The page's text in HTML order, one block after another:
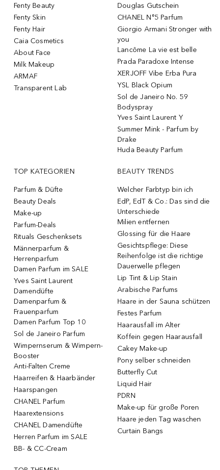
Fenty Beauty
Fenty Skin
Fenty Hair
Caia Cosmetics
About Face
Milk Makeup
ARMAF
Transparent Lab
Douglas Gutschein
CHANEL N°5 Parfum
Giorgio Armani Stronger with
you
Lancôme La vie est belle
Prada Paradoxe Intense
XERJOFF Vibe Erba Pura
YSL Black Opium
Sol de Janeiro No. 59
Bodyspray
Yves Saint Laurent Y
Summer Mink - Parfum by
Drake
Huda Beauty Parfum
TOP KATEGORIEN
Parfum & Düfte
Beauty Deals
Make-up
Parfum-Deals
Rituals Geschenksets
Männerparfum &
Herrenparfum
Damen Parfum im SALE
Yves Saint Laurent
Damendüfte
Damenparfum &
Frauenparfum
Damen Parfum Top 10
Sol de Janeiro Parfum
Wimpernserum & Wimpern-
Booster
Anti-Falten Creme
Haarreifen & Haarbänder
Haarspangen
CHANEL Parfum
Haarextensions
CHANEL Damendüfte
Herren Parfum im SALE
BB- & CC-Cream
BEAUTY TRENDS
Welcher Farbtyp bin ich
EdP, EdT & Co.: Das sind die
Unterschiede
Milien entfernen
Glossing für die Haare
Gesichtspflege: Diese
Reihenfolge ist die richtige
Dauerwelle pflegen
Lip Tint & Lip Stain
Arabische Parfums
Haare in der Sauna schützen
Festes Parfum
Haarausfall im Alter
Koffein gegen Haarausfall
Cakey Make-up
Pony selber schneiden
Butterfly Cut
Liquid Hair
PDRN
Make-up für große Poren
Haare jeden Tag waschen
Curtain Bangs